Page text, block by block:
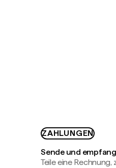
ZAHLUNGEN
Sende und
Teile eine